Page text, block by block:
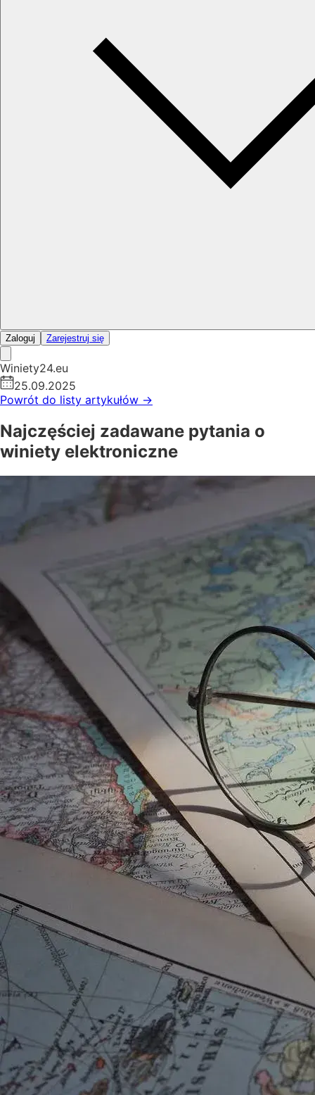
Zaloguj Zarejestruj się
Winiety24.eu
25.09.2025
Powrót do listy artykułów →
Najczęściej zadawane pytania o
winiety elektroniczne